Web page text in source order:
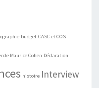
budget CASC et COS
Maurice Cohen Déclaration
histoire Interview